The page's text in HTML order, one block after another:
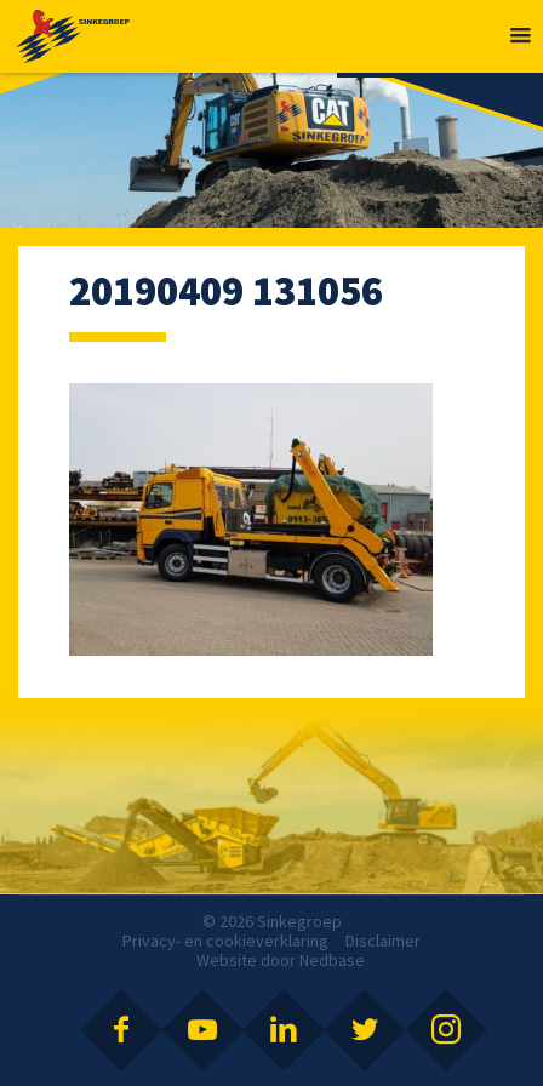
20190409 131056
© 2026 Sinkegroep
Privacy- en cookieverklaring
Disclaimer
Website door Nedbase